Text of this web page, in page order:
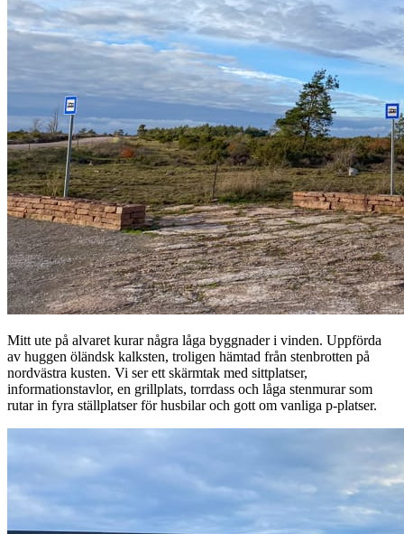
Mitt ute på alvaret kurar några låga byggnader i vinden. Uppförda
av huggen öländsk kalksten, troligen hämtad från stenbrotten på
nordvästra kusten. Vi ser ett skärmtak med sittplatser,
informationstavlor, en grillplats, torrdass och låga stenmurar som
rutar in fyra ställplatser för husbilar och gott om vanliga p-platser.